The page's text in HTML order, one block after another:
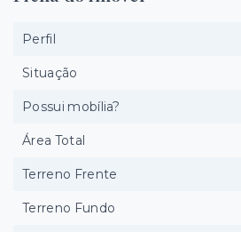
Perfil
Situação
Possui mobília?
Área Total
Terreno Frente
Terreno Fundo